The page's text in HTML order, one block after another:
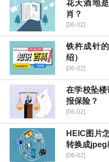
花天酒地
肖？
[06-02]
铁杵成针
绍）
[06-02]
在学校坠
报保险？
[06-02]
HEIC图片
转换成jpeg
[06-02]